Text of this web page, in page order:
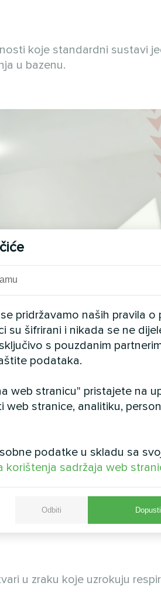
koje standardni sustavi
u bazenu.
uvjete. Premalo vlage
vlažnosti od 50-65%. Ova
Inteligentni sustav
kondenzacijom. Nema više
u zraku koje uzrokuju
pridržavamo naših pravila o
su šifrirani i nikada se ne
s pouzdanim
podataka.
web stranicu" pristajete na
stranice, analitiku,
podatke u skladu sa
korištenja sadržaja web
Odbiti